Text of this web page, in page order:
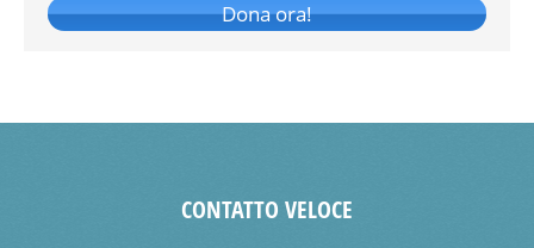
Dona ora!
CONTATTO VELOCE